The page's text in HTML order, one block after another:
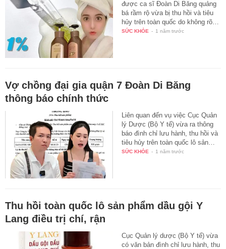
được ca sĩ Đoàn Di Băng quảng
bá rầm rộ vừa bị thu hồi và tiêu
hủy trên toàn quốc do không rõ…
SỨC KHỎE - 1 năm trước
Vợ chồng đại gia quận 7 Đoàn Di Băng
thông báo chính thức
Liên quan đến vụ việc Cục Quản
lý Dược (Bộ Y tế) vừa ra thông
báo đình chỉ lưu hành, thu hồi và
tiêu hủy trên toàn quốc lô sản…
SỨC KHỎE - 1 năm trước
Thu hồi toàn quốc lô sản phẩm dầu gội Y
Lang điều trị chí, rận
Cục Quản lý dược (Bộ Y tế) vừa
có văn bản đình chỉ lưu hành, thu